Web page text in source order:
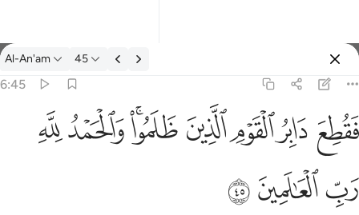
Tafsir: Al-An'am 6:45
Al-An'am 45
6:45
فقطع دابر القوم الذين ظلموا والحمد لله رب العالمين ٤٥
ٱلْقَوْمِ ٱلَّذِينَ ظَلَمُوا۟ ۚ وَٱلْحَمْدُ لِلَّهِ رَبِّ ٱلْعَـٰلَمِينَ ٤٥ﱁ ﱂﱃﱄﱅﱆﱇﱈ
ﱉﱊﱋ